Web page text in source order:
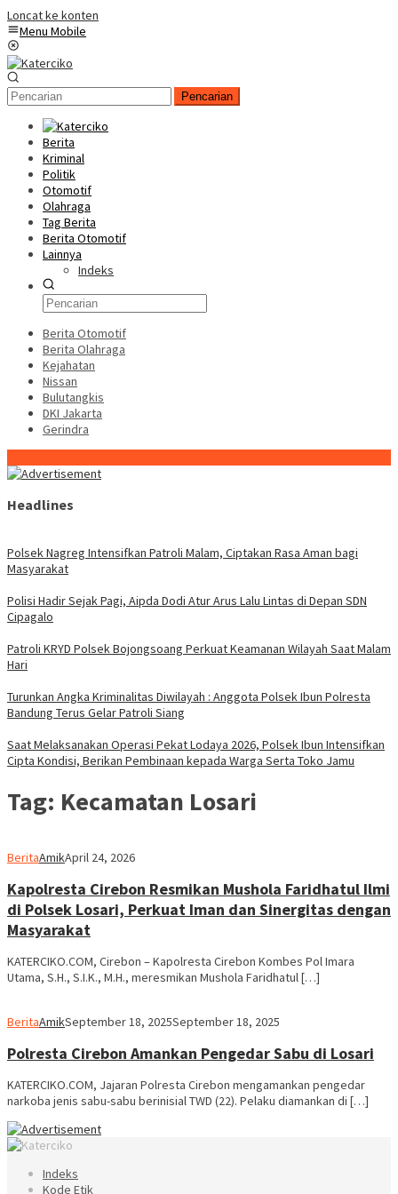
Loncat ke konten
Menu Mobile
Pencarian
Berita
Kriminal
Politik
Otomotif
Olahraga
Tag Berita
Berita Otomotif
Lainnya
Indeks
Berita Otomotif
Berita Olahraga
Kejahatan
Nissan
Bulutangkis
DKI Jakarta
Gerindra
Headlines
Polsek Nagreg Intensifkan Patroli Malam, Ciptakan Rasa Aman bagi
Masyarakat
Polisi Hadir Sejak Pagi, Aipda Dodi Atur Arus Lalu Lintas di Depan SDN
Cipagalo
Patroli KRYD Polsek Bojongsoang Perkuat Keamanan Wilayah Saat Malam
Hari
Turunkan Angka Kriminalitas Diwilayah : Anggota Polsek Ibun Polresta
Bandung Terus Gelar Patroli Siang
Saat Melaksanakan Operasi Pekat Lodaya 2026, Polsek Ibun Intensifkan
Cipta Kondisi, Berikan Pembinaan kepada Warga Serta Toko Jamu
Tag: Kecamatan Losari
BeritaAmikApril 24, 2026
Kapolresta Cirebon Resmikan Mushola Faridhatul Ilmi
di Polsek Losari, Perkuat Iman dan Sinergitas dengan
Masyarakat
KATERCIKO.COM, Cirebon – Kapolresta Cirebon Kombes Pol Imara
Utama, S.H., S.I.K., M.H., meresmikan Mushola Faridhatul […]
BeritaAmikSeptember 18, 2025September 18, 2025
Polresta Cirebon Amankan Pengedar Sabu di Losari
KATERCIKO.COM, Jajaran Polresta Cirebon mengamankan pengedar
narkoba jenis sabu-sabu berinisial TWD (22). Pelaku diamankan di […]
Indeks
Kode Etik